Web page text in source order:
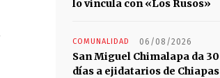
lo vincula con «Los Rusos»
COMUNALIDAD 06/08/2026
San Miguel Chimalapa da 30
días a ejidatarios de Chiapas